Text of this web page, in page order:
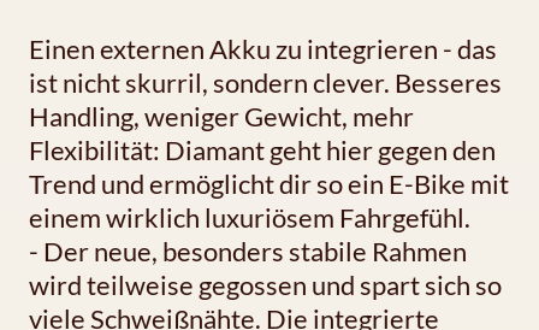
Einen externen Akku zu integrieren - das
ist nicht skurril, sondern clever. Besseres
Handling, weniger Gewicht, mehr
Flexibilität: Diamant geht hier gegen den
Trend und ermöglicht dir so ein E-Bike mit
einem wirklich luxuriösem Fahrgefühl.
- Der neue, besonders stabile Rahmen
wird teilweise gegossen und spart sich so
viele Schweißnähte. Die integrierte